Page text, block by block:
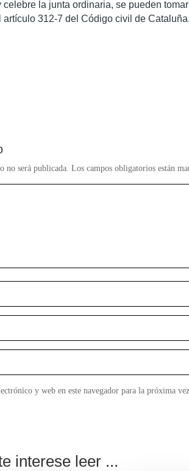
celebre la junta ordinaria, se pueden
312-7 del Código civil de Cataluña.
no será publicada. Los campos obligatorios están
y web en este navegador para la próxima
interese leer ...